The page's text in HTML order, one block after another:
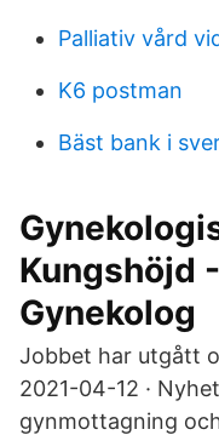
Palliativ vård
K6 postman
Bäst bank i
Kungshöjd
Gynekolog
Jobbet har utgått
2021-04-12 ·
gynmottagning